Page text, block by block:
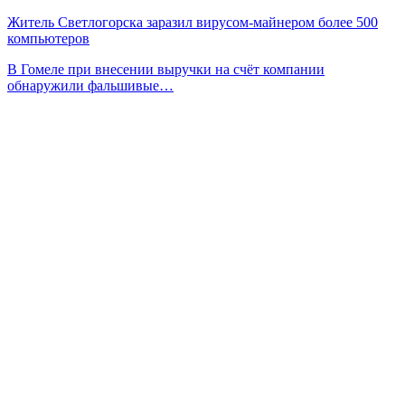
Житель Светлогорска заразил вирусом-майнером более 500
компьютеров
В Гомеле при внесении выручки на счёт компании
обнаружили фальшивые…